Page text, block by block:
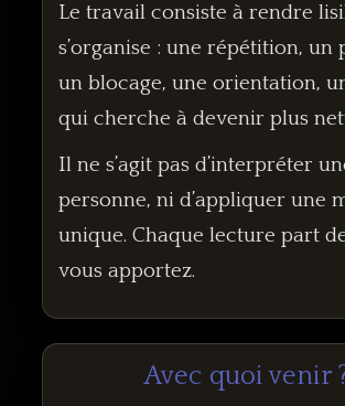
Le travail consiste à rendre
s’organise : une répétition, un
un blocage, une orientation,
qui cherche à devenir plus
Il ne s’agit pas d’interpréter
personne, ni d’appliquer une
unique. Chaque lecture part
vous apportez.
Avec quoi venir